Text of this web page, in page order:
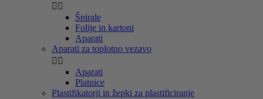
 
Špirale
Folije in kartoni
Aparati
Aparati za toplotno vezavo
 
Aparati
Platnice
Plastifikatorji in žepki za plastificiranje